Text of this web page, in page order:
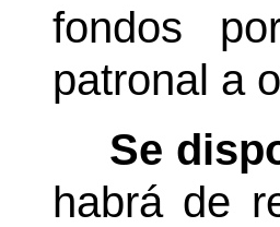
fondos
patronal a
Se
habrá de